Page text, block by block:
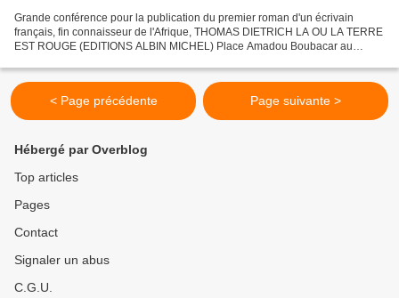
Grande conférence pour la publication du premier roman d'un écrivain
français, fin connaisseur de l'Afrique, THOMAS DIETRICH LA OU LA TERRE
EST ROUGE (EDITIONS ALBIN MICHEL) Place Amadou Boubacar au
< Page précédente Page suivante >
Hébergé par Overblog
Top articles
Pages
Contact
Signaler un abus
C.G.U.